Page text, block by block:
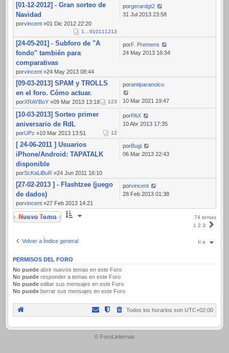
[01-12-2012] - Gran sorteo de
Navidad
porvincent »01 Dic 2012 22:20
1 91011 1213
porgerardgt2
31 Jul 2013 23:58
[24-05-201] - Subforo de "A
fondo" también para
comparativas
porvincent »24 May 2013 08:44
porF. Premens
24 May 2013 16:34
[09-03-2013] SPAM y TROLLS
en el foro. Cómo actuar.
porXRAYBoY »09 Mar 2013 13:18 123
porantiparanoico
10 Mar 2021 19:47
[10-03-2013] Sorteo primer
aniversario de RdL
porUPz »10 Mar 2013 13:51 12
porPAX
10 Abr 2013 17:35
[ 24-06-2011 ] Usuarios
iPhone/Android: TAPATALK
disponible
porScKaLiBuR »24 Jun 2011 16:10
porBugi
06 Mar 2013 22:43
[27-02-2013 ] - Flashtzee (juego
de dados)
porvincent »27 Feb 2013 14:21
porvincent
28 Feb 2013 01:38
Nuevo Tema
74 temas
1 2 3
Volver a Índice general Ir a
PERMISOS DEL FORO
No puede abrir nuevos temas en este Foro
No puede responder a temas en este Foro
No puede editar sus mensajes en este Foro
No puede borrar sus mensajes en este Foro
Todos los horarios son UTC+02:00
.
© ForoLinternas